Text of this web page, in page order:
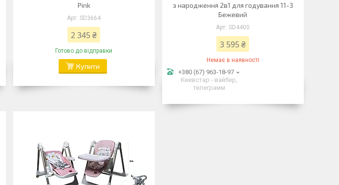
Pink
SD3664
2 345 ₴
Готово до відправки
Купити
з народження 2в1 для годування 11-3
Бежевий
SD4400
3 595 ₴
Немає в наявності
+380 (67) 963-18-97
Киевстар - вайбер,
телеграмм